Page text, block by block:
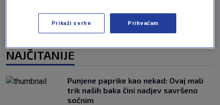
NAJČITANIJE
Punjene paprike kao nekad: Ovaj mali
trik naših baka čini nadjev savršeno
sočnim
Prikaži svrhe Prihvaćam